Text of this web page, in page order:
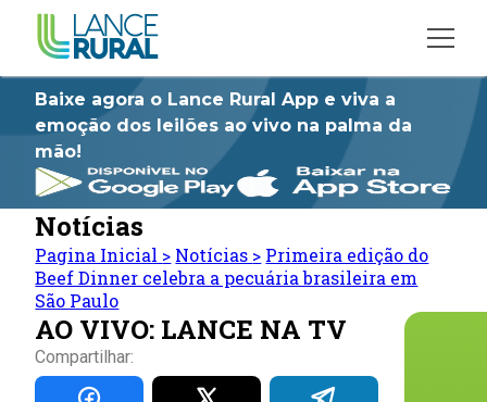
Baixe agora o Lance Rural App e viva a
emoção dos leilões ao vivo na palma da
mão!
Notícias
Pagina Inicial > Notícias > Primeira edição do
Beef Dinner celebra a pecuária brasileira em
São Paulo
AO VIVO: LANCE NA TV
Compartilhar: